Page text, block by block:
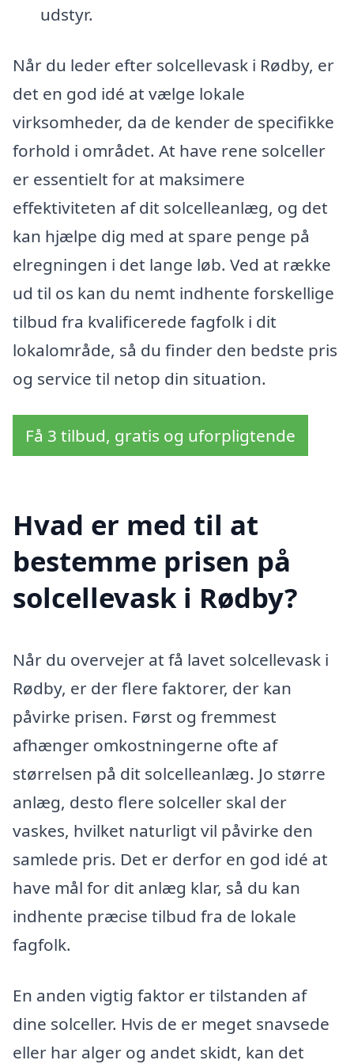
udstyr.
Når du leder efter solcellevask i Rødby, er
det en god idé at vælge lokale
virksomheder, da de kender de specifikke
forhold i området. At have rene solceller
er essentielt for at maksimere
effektiviteten af dit solcelleanlæg, og det
kan hjælpe dig med at spare penge på
elregningen i det lange løb. Ved at række
ud til os kan du nemt indhente forskellige
tilbud fra kvalificerede fagfolk i dit
lokalområde, så du finder den bedste pris
og service til netop din situation.
Få 3 tilbud, gratis og uforpligtende
Hvad er med til at
bestemme prisen på
solcellevask i Rødby?
Når du overvejer at få lavet solcellevask i
Rødby, er der flere faktorer, der kan
påvirke prisen. Først og fremmest
afhænger omkostningerne ofte af
størrelsen på dit solcelleanlæg. Jo større
anlæg, desto flere solceller skal der
vaskes, hvilket naturligt vil påvirke den
samlede pris. Det er derfor en god idé at
have mål for dit anlæg klar, så du kan
indhente præcise tilbud fra de lokale
fagfolk.
En anden vigtig faktor er tilstanden af
dine solceller. Hvis de er meget snavsede
eller har alger og andet skidt, kan det